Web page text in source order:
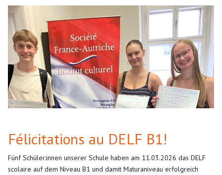
Félicitations au DELF B1!
Fünf Schüler:innen unserer Schule haben am 11.03.2026 das DELF
scolaire auf dem Niveau B1 und damit Maturaniveau erfolgreich